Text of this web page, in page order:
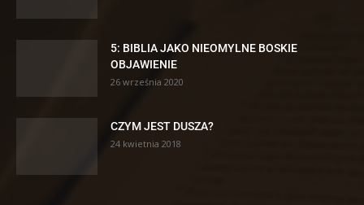
5: BIBLIA JAKO NIEOMYLNE BOSKIE
OBJAWIENIE
26 września 2020
CZYM JEST DUSZA?
24 kwietnia 2018